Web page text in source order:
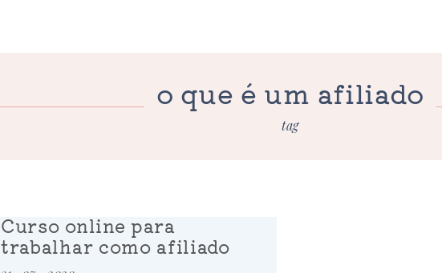
o que é um afiliado
tag
Curso online para
trabalhar como afiliado